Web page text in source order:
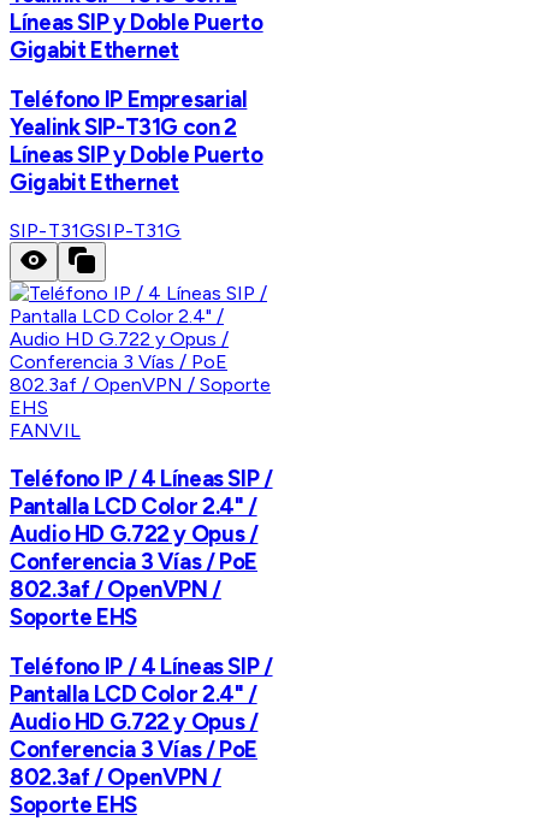
Líneas SIP y Doble Puerto
Gigabit Ethernet
Teléfono IP Empresarial
Yealink SIP-T31G con 2
Líneas SIP y Doble Puerto
Gigabit Ethernet
SIP-T31GSIP-T31G
FANVIL
Teléfono IP / 4 Líneas SIP /
Pantalla LCD Color 2.4" /
Audio HD G.722 y Opus /
Conferencia 3 Vías / PoE
802.3af / OpenVPN /
Soporte EHS
Teléfono IP / 4 Líneas SIP /
Pantalla LCD Color 2.4" /
Audio HD G.722 y Opus /
Conferencia 3 Vías / PoE
802.3af / OpenVPN /
Soporte EHS